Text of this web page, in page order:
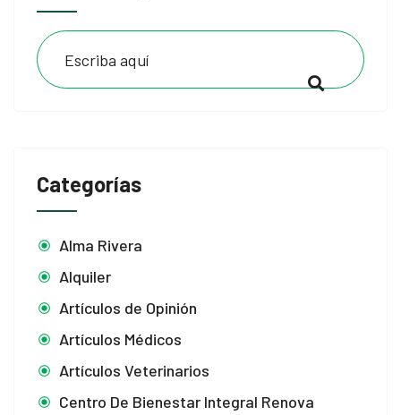
Categorías
Alma Rivera
Alquiler
Artículos de Opinión
Artículos Médicos
Artículos Veterinarios
Centro De Bienestar Integral Renova